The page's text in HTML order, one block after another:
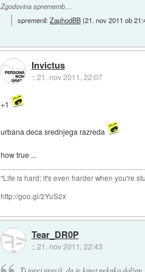
Zgodovina sprememb…
spremenil:ZaphodBB(21. nov 2011 ob
Invictus
::21. nov 2011, 22:07
+1
urbana deca srednjega razreda
how true ...
"Life is hard; it's even harder when you're
http://goo.gl/2YuS2x
Tear_DR0P
::21. nov 2011, 22:43